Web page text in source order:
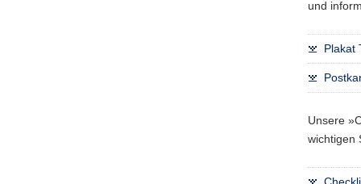
und
Plakat
Unsere
wichtigen